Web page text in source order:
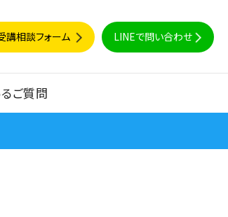
講相談フォーム LINEで問い合わせ
ご質問